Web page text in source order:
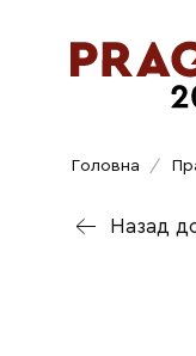
Головна /
Назад